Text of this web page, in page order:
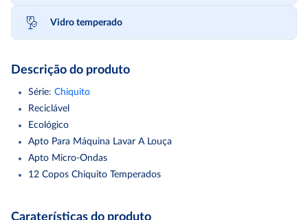
Vidro temperado
Descrição do produto
Série: Chiquito
Reciclável
Ecológico
Apto Para Máquina Lavar A Louça
Apto Micro-Ondas
12 Copos Chiquito Temperados
Caraterísticas do produto